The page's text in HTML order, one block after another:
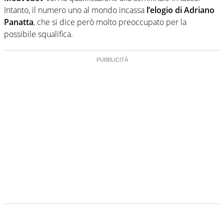
Intanto, il numero uno al mondo incassa l’elogio di Adriano
Panatta, che si dice però molto preoccupato per la
possibile squalifica.